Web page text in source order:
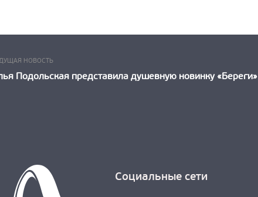
НОВОСТЬПредыдущая
Новость:
Подольская представила душевную новинку «Береги»
Социальные сети